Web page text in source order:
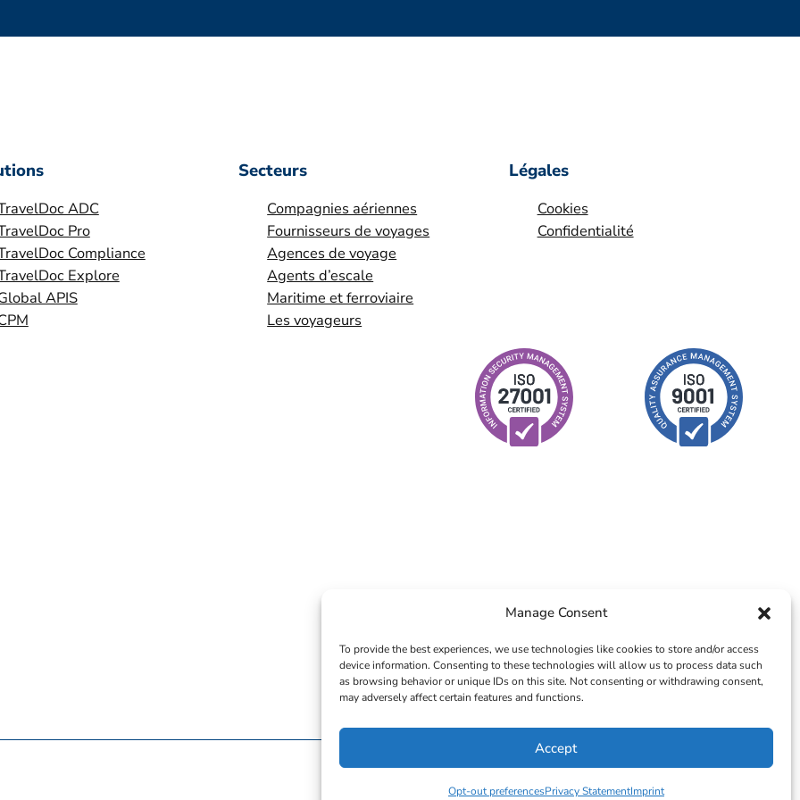
Manage Consent
To provide the best experiences, we use technologies like cookies to store and/or access
device information. Consenting to these technologies will allow us to process data such
as browsing behavior or unique IDs on this site. Not consenting or withdrawing consent,
may adversely affect certain features and functions.
Accept
Opt-out preferencesPrivacy StatementImprint
ADC
Pro
Compliance
Explore
APIS
Secteurs
Compagnies aériennes
Fournisseurs de voyages
Agences de voyage
Agents d’escale
Maritime et ferroviaire
Les voyageurs
Légales
Cookies
Confidentialité
© 2026 – ICTS Europe Systems – Site By EarlyMarketing.com